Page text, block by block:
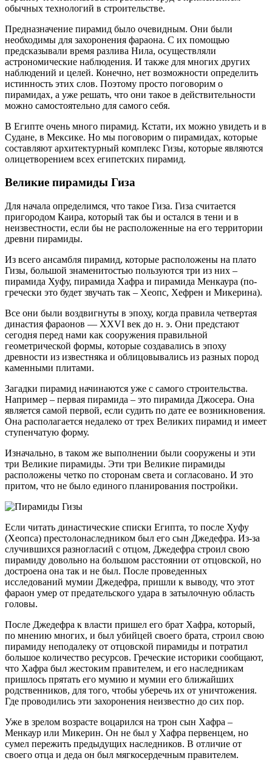
обычных технологий в строительстве.
Предназначение пирамид было очевидным. Они были
необходимы для захоронения фараона. С их помощью
предсказывали время разлива Нила, осуществляли
астрономические наблюдения. И также для многих других
наблюдений и целей. Конечно, нет возможности определить
истинность этих слов. Поэтому просто поговорим о
пирамидах, а уже решать, что они такое в действительности
можно самостоятельно для самого себя.
В Египте очень много пирамид. Кстати, их можно увидеть и в
Судане, в Мексике. Но мы поговорим о пирамидах, которые
составляют архитектурный комплекс Гизы, которые являются
олицетворением всех египетских пирамид.
Великие пирамиды Гиза
Для начала определимся, что такое Гиза. Гиза считается
пригородом Каира, который так бы и остался в тени и в
неизвестности, если бы не расположенные на его территории
древни пирамиды.
Из всего ансамбля пирамид, которые расположены на плато
Гизы, большой знаменитостью пользуются три из них –
пирамида Хуфу, пирамида Хафра и пирамида Менкаура (по-
гречески это будет звучать так – Хеопс, Хефрен и Микерина).
Все они были воздвигнуты в эпоху, когда правила четвертая
династия фараонов — XXVI век до н. э. Они предстают
сегодня перед нами как сооружения правильной
геометрической формы, которые создавались в эпоху
древности из известняка и облицовывались из разных пород
каменными плитами.
Загадки пирамид начинаются уже с самого строительства.
Например – первая пирамида – это пирамида Джосера. Она
является самой первой, если судить по дате ее возникновения.
Она располагается недалеко от трех Великих пирамид и имеет
ступенчатую форму.
Изначально, в таком же выполнении были сооружены и эти
три Великие пирамиды. Эти три Великие пирамиды
расположены четко по сторонам света и согласовано. И это
притом, что не было единого планирования постройки.
Если читать династические списки Египта, то после Хуфу
(Хеопса) престолонаследником был его сын Джедефра. Из-за
случившихся разногласий с отцом, Джедефра строил свою
пирамиду довольно на большом расстоянии от отцовской, но
достроена она так и не был. После проведенных
исследований мумии Джедефра, пришли к выводу, что этот
фараон умер от предательского удара в затылочную область
головы.
После Джедефра к власти пришел его брат Хафра, который,
по мнению многих, и был убийцей своего брата, строил свою
пирамиду неподалеку от отцовской пирамиды и потратил
большое количество ресурсов. Греческие историки сообщают,
что Хафра был жестоким правителем, и его наследникам
пришлось прятать его мумию и мумии его ближайших
родственников, для того, чтобы уберечь их от уничтожения.
Где проводились эти захоронения неизвестно до сих пор.
Уже в зрелом возрасте воцарился на трон сын Хафра –
Менкаур или Микерин. Он не был у Хафра первенцем, но
сумел пережить предыдущих наследников. В отличие от
своего отца и деда он был мягкосердечным правителем.